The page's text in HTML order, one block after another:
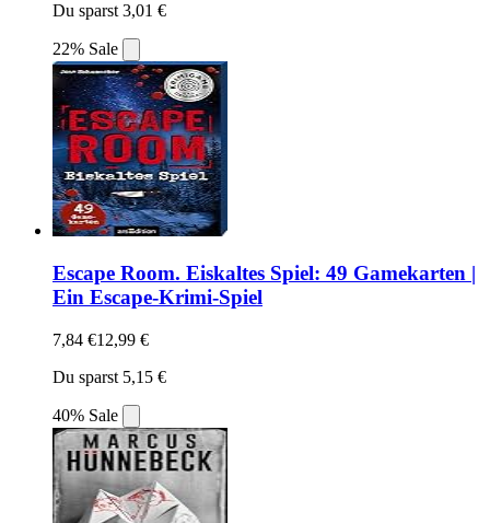
Du sparst 3,01 €
22% Sale
Escape Room. Eiskaltes Spiel: 49 Gamekarten |
Ein Escape-Krimi-Spiel
7,84 €12,99 €
Du sparst 5,15 €
40% Sale